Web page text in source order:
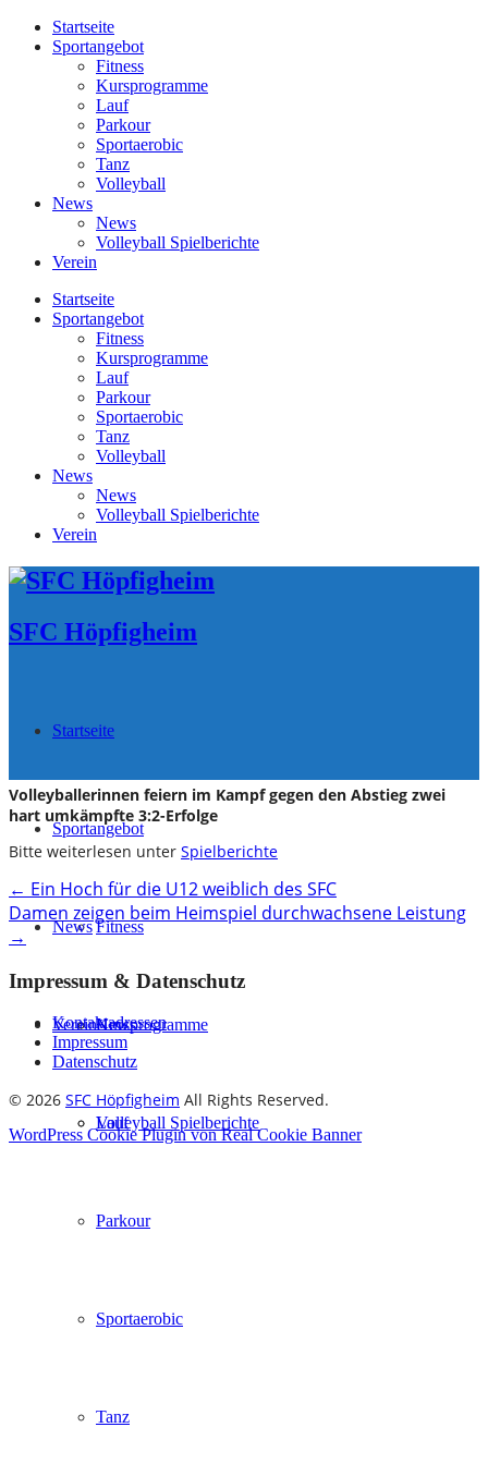
Startseite
Sportangebot
Fitness
Kursprogramme
Lauf
Parkour
Sportaerobic
Tanz
Volleyball
News
News
Volleyball Spielberichte
Verein
Startseite
Sportangebot
Fitness
Kursprogramme
Lauf
Parkour
Sportaerobic
Tanz
Volleyball
News
News
Volleyball Spielberichte
Verein
SFC Höpfigheim
Startseite
Sportangebot
Fitness
Kursprogramme
Lauf
Parkour
Sportaerobic
Tanz
News
News
Volleyball Spielberichte
Verein
Volleyballerinnen feiern im Kampf gegen den Abstieg zwei
hart umkämpfte 3:2-Erfolge
Bitte weiterlesen unter Spielberichte
Post
navigation
← Ein Hoch für die U12 weiblich des SFC
Damen zeigen beim Heimspiel durchwachsene Leistung
→
Impressum & Datenschutz
Kontaktadressen
Impressum
Datenschutz
© 2026 SFC Höpfigheim All Rights Reserved.
WordPress Cookie Plugin von Real Cookie Banner